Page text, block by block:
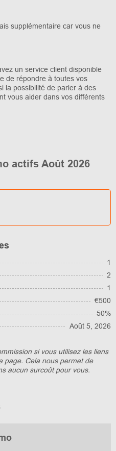
supplémentaire car vous ne
un service client disponible
de répondre à toutes vos
la possibilité de parler à des
vous aider dans vos différents
actifs Août 2026
1
2
1
€500
50%
Août 5, 2026
si vous utilisez les liens
page. Cela nous permet de
aucun surcoût pour vous.